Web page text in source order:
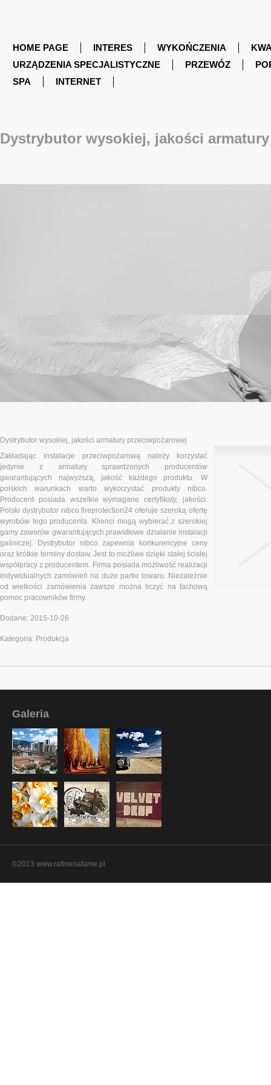
HOME PAGE INTERES WYKOŃCZENIA
URZĄDZENIA SPECJALISTYCZNE
PRZEWÓZ
SPA
INTERNET
Dystrybutor wysokiej, jakości
Dystrybutor wysokiej, jakości armatury przeciwpożarowej
Zakładając instalacje przeciwpożarową należy korzystać
jedynie z armatury sprawdzonych producentów
gwarantujących najwyższą, jakość każdego produktu. W
polskich warunkach warto wykorzystać produkty nibco.
Producent posiada wszelkie wymagane certyfikaty, jakości.
Polski dystrybutor nibco fireprotection24 oferuje szeroką ofertę
wyrobów tego producenta. Klienci mogą wybierać z szerokiej
gamy zaworów gwarantujących prawidłowe działanie instalacji
gaśniczej. Dystrybutor nibco zapewnia konkurencyjne ceny
oraz krótkie terminy dostaw. Jest to możliwe dzięki stałej ścisłej
współpracy z producentem. Firma posiada możliwość realizacji
indywidualnych zamówień na duże partie towaru. Niezależnie
od wielkości zamówienia zawsze można liczyć na fachową
pomoc pracowników firmy.
Dodane: 2015-10-26
Kategoria: Produkcja
Galeria
©2013 www.rafineriafame.pl